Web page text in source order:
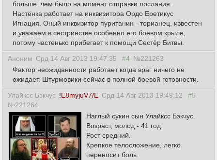
больше, чем было на момент отправки послания.
Настёнка работает на инквизитора Ордо Еретикус
Игнация. Оный инквизитор пуританин - торианец, известен
и уважаем в сестринстве особенно его боевом крыле,
потому частенько прибегает к помощи Сестёр Битвы.
Аноним Срд 14 Авг 2013 19:47:35 #4 №221263
Фактор неожиданности работает когда враг ничего не
ожидает. Штурмовики сейчас в полной боевой готовности.
Улайксс Бэкчус !E8myjuV7/E Срд 14 Авг 2013 19:49:12
#5
№221264
Наглый сукин сын Улайксс Бэкчус.
Возраст, молод - 41 год.
Рост средний.
Крепкое телосложение, легко
переносит боль.